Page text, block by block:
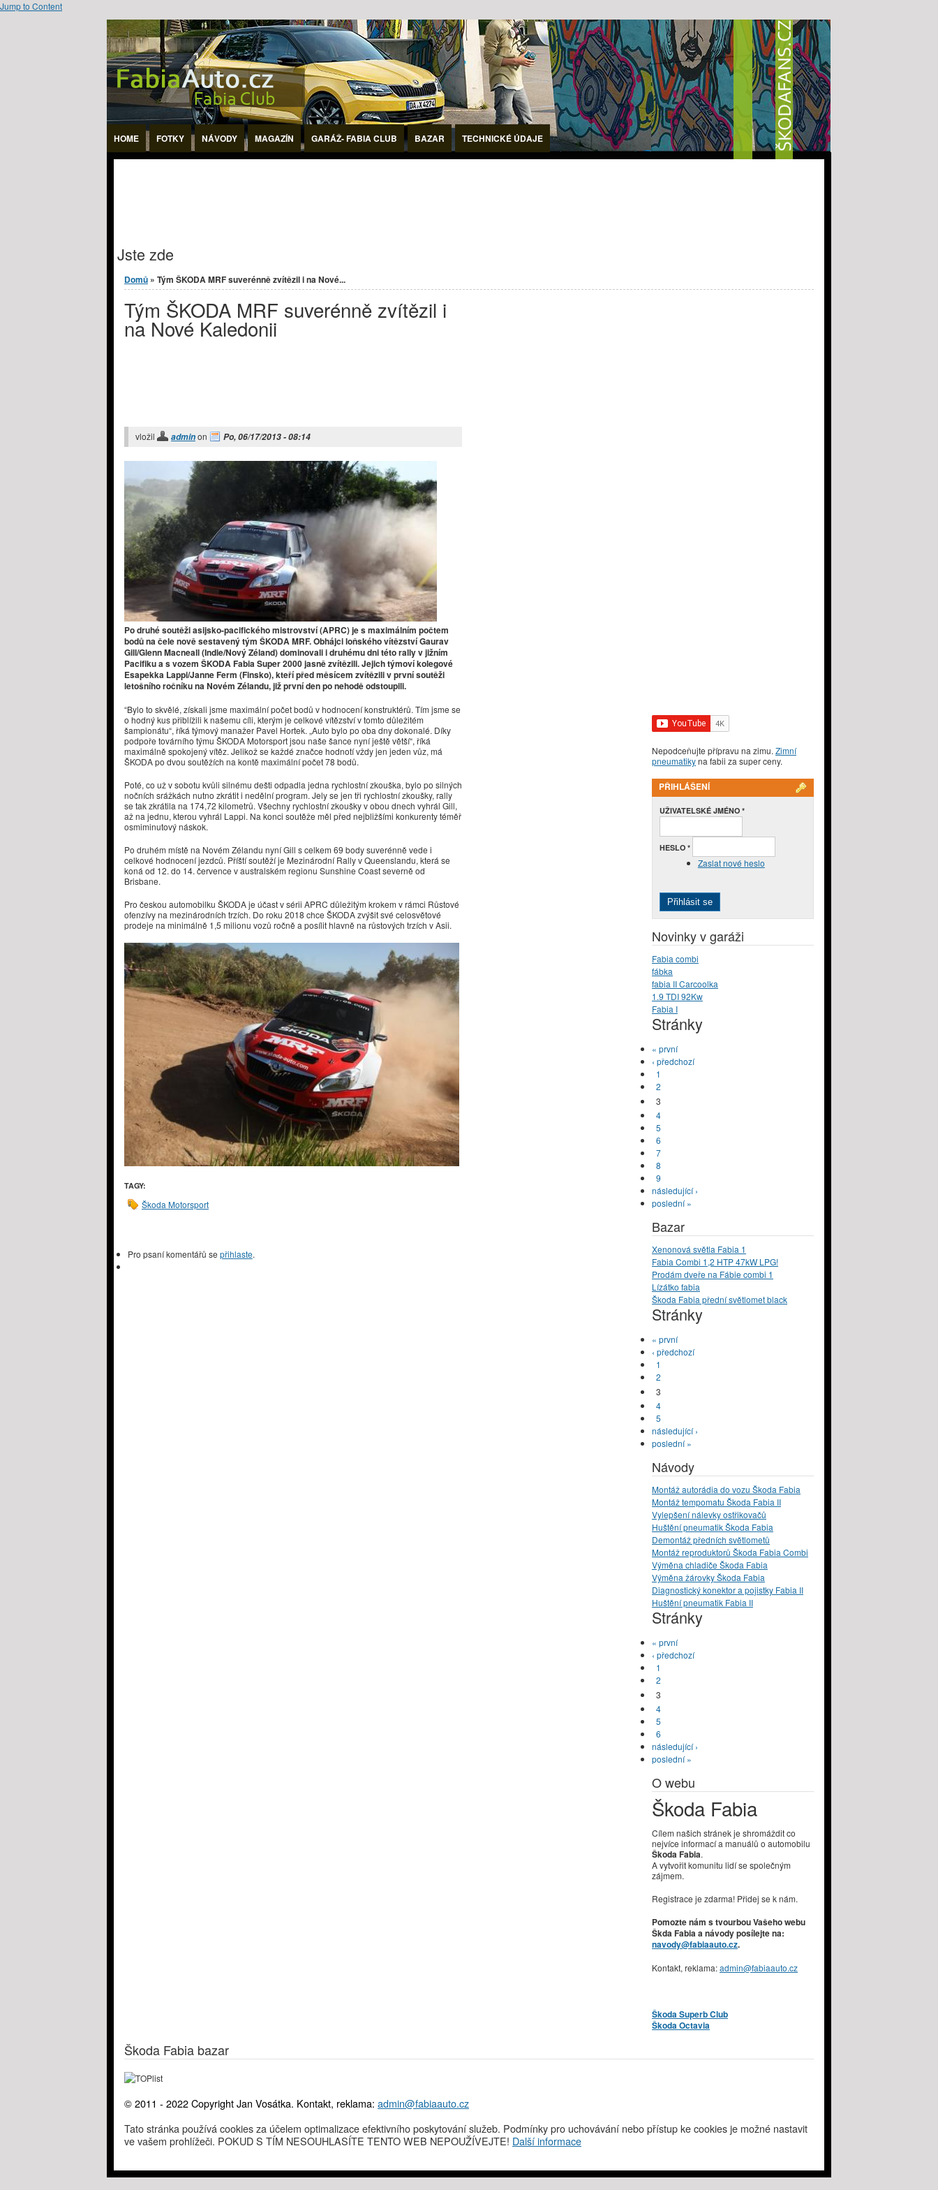
Jump to Content
HOME FOTKY NÁVODY MAGAZÍN GARÁŽ- FABIA CLUB BAZAR TECHNICKÉ ÚDAJE
Jste zde
Domů » Tým ŠKODA MRF suverénně zvítězil i na Nové...
Tým ŠKODA MRF suverénně zvítězil i
na Nové Kaledonii
vložil adminon Po, 06/17/2013 - 08:14
Po druhé soutěži asijsko-pacifického mistrovství (APRC) je s maximálním počtem
bodů na čele nově sestavený tým ŠKODA MRF. Obhájci loňského vítězství Gaurav
Gill/Glenn Macneall (Indie/Nový Zéland) dominovali i druhému dni této rally v jižním
Pacifiku a s vozem ŠKODA Fabia Super 2000 jasně zvítězili. Jejich týmoví kolegové
Esapekka Lappi/Janne Ferm (Finsko), kteří před měsícem zvítězili v první soutěži
letošního ročníku na Novém Zélandu, již první den po nehodě odstoupili.
​“Bylo to skvělé, získali jsme maximální počet bodů v hodnocení konstruktérů. Tím jsme se
o hodný kus přiblížili k našemu cíli, kterým je celkové vítězství v tomto důležitém
šampionátu“, říká týmový manažer Pavel Hortek. „Auto bylo po oba dny dokonalé. Díky
podpoře továrního týmu ŠKODA Motorsport jsou naše šance nyní ještě větší“, říká
maximálně spokojený vítěz. Jelikož se každé značce hodnotí vždy jen jeden vůz, má
ŠKODA po dvou soutěžích na kontě maximální počet 78 bodů.
Poté, co už v sobotu kvůli silnému dešti odpadla jedna rychlostní zkouška, bylo po silných
nočních srážkách nutno zkrátit i nedělní program. Jely se jen tři rychlostní zkoušky, rally
se tak zkrátila na 174,72 kilometrů. Všechny rychlostní zkoušky v obou dnech vyhrál Gill,
až na jednu, kterou vyhrál Lappi. Na konci soutěže měl před nejbližšími konkurenty téměř
osmiminutový náskok.
Po druhém místě na Novém Zélandu nyní Gill s celkem 69 body suverénně vede i
celkové hodnocení jezdců. Příští soutěží je Mezinárodní Rally v Queenslandu, která se
koná od 12. do 14. července v australském regionu Sunshine Coast severně od
Brisbane.
Pro českou automobilku ŠKODA je účast v sérii APRC důležitým krokem v rámci Růstové
ofenzívy na mezinárodních trzích. Do roku 2018 chce ŠKODA zvýšit své celosvětové
prodeje na minimálně 1,5 milionu vozů ročně a posílit hlavně na růstových trzích v Asii.
TAGY:
Škoda Motorsport
Pro psaní komentářů se přihlaste.
Nepodceňujte přípravu na zimu. Zimní
pneumatikyna fabii za super ceny.
PŘIHLÁŠENÍ
UŽIVATELSKÉ JMÉNO *
HESLO *
Zaslat nové heslo
Novinky v garáži
Fabia combi
fábka
fabia II Carcoolka
1.9 TDI 92Kw
Fabia I
Stránky
« první
‹ předchozí
1
2
3
4
5
6
7
8
9
následující ›
poslední »
Bazar
Xenonová světla Fabia 1
Fabia Combi 1,2 HTP 47kW LPG!
Prodám dveře na Fábie combi 1
Lízátko fabia
Škoda Fabia přední světlomet black
Stránky
« první
‹ předchozí
1
2
3
4
5
následující ›
poslední »
Návody
Montáž autorádia do vozu Škoda Fabia
Montáž tempomatu Škoda Fabia II
Vylepšení nálevky ostřikovačů
Huštění pneumatik Škoda Fabia
Demontáž předních světlometů
Montáž reproduktorů Škoda Fabia Combi
Výměna chladiče Škoda Fabia
Výměna žárovky Škoda Fabia
Diagnostický konektor a pojistky Fabia II
Huštění pneumatik Fabia II
Stránky
« první
‹ předchozí
1
2
3
4
5
6
následující ›
poslední »
O webu
Škoda Fabia
Cílem našich stránek je shromáždit co
nejvíce informací a manuálů o automobilu
Škoda Fabia.
A vytvořit komunitu lidí se společným
zájmem.
Registrace je zdarma! Přidej se k nám.
Pomozte nám s tvourbou Vašeho webu
Škda Fabia a návody posílejte na:
navody@fabiaauto.cz.
Kontakt, reklama:admin@fabiaauto.cz
Škoda Superb Club
Škoda Octavia
Škoda Fabia bazar
© 2011 - 2022 Copyright Jan Vosátka. Kontakt, reklama: admin@fabiaauto.cz
Tato stránka používá cookies za účelem optimalizace efektivního poskytování služeb. Podmínky pro uchovávání nebo přístup ke cookies je možné nastavit
ve vašem prohlížeči. POKUD S TÍM NESOUHLASÍTE TENTO WEB NEPOUŽÍVEJTE! Další informace